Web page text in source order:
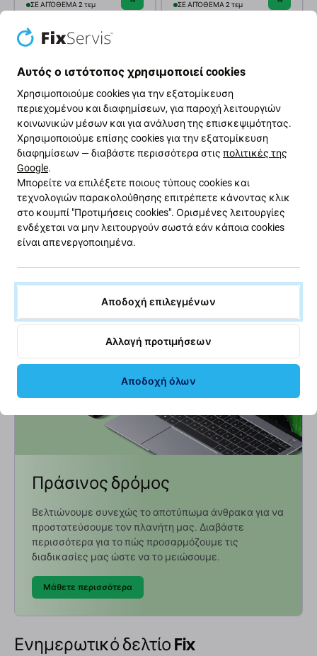
ΣΕ ΑΠΌΘΕΜΑ 2 τεμ ΣΕ ΑΠΌΘΕΜΑ 2 τεμ
PanzerGlass
Bundle 3 σε 1 για Samsung
A36 5G, CARE
65,48 €
Υδροgel Anti-Spy -
Προστατευτικό Οθόνης για
Samsung Galaxy A36 |
FixPremium
Πράσινος δρόμος
Βελτιώνουμε συνεχώς το αποτύπωμα άνθρακα για να
προστατεύσουμε τον πλανήτη μας. Διαβάστε
περισσότερα για το πώς προσαρμόζουμε τις
διαδικασίες μας ώστε να το μειώσουμε.
Μάθετε περισσότερα
Ενημερωτικό δελτίο Fix
Αυτός ο ιστότοπος χρησιμοποιεί cookies
Χρησιμοποιούμε cookies για την εξατομίκευση
περιεχομένου και διαφημίσεων, για παροχή λειτουργιών
κοινωνικών μέσων και για ανάλυση της επισκεψιμότητας.
Χρησιμοποιούμε επίσης cookies για την εξατομίκευση
διαφημίσεων — διαβάστε περισσότερα στις πολιτικές της
Google.
Μπορείτε να επιλέξετε ποιους τύπους cookies και
τεχνολογιών παρακολούθησης επιτρέπετε κάνοντας κλικ
στο κουμπί "Προτιμήσεις cookies". Ορισμένες λειτουργίες
ενδέχεται να μην λειτουργούν σωστά εάν κάποια cookies
είναι απενεργοποιημένα.
Αποδοχή επιλεγμένων
Αλλαγή προτιμήσεων
Αποδοχή όλων